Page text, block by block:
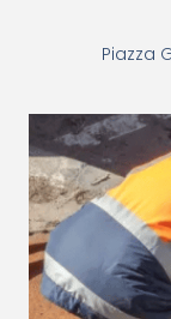
Piazza